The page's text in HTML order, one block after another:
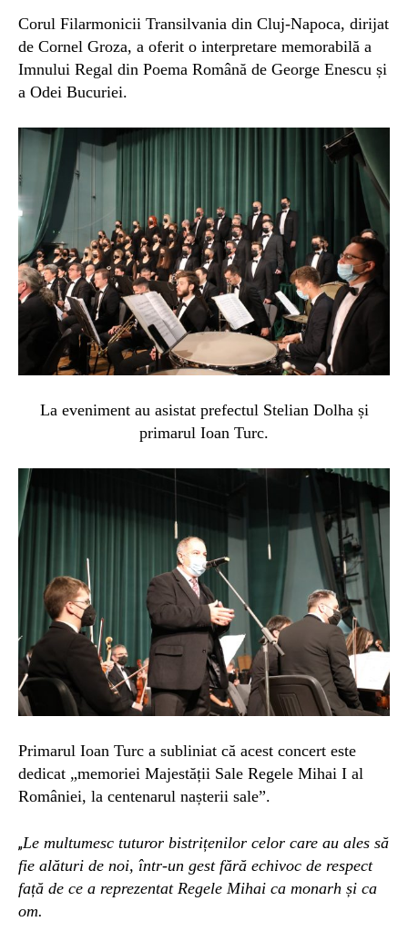
Corul Filarmonicii Transilvania din Cluj-Napoca, dirijat
de Cornel Groza, a oferit o interpretare memorabilă a
Imnului Regal din Poema Română de George Enescu și
a Odei Bucuriei.
La eveniment au asistat prefectul Stelian Dolha și
primarul Ioan Turc.
Primarul Ioan Turc a subliniat că acest concert este
dedicat „memoriei Majestății Sale Regele Mihai I al
României, la centenarul nașterii sale”.
„Le multumesc tuturor bistrițenilor celor care au ales să
fie alături de noi, într-un gest fără echivoc de respect
față de ce a reprezentat Regele Mihai ca monarh și ca
om.